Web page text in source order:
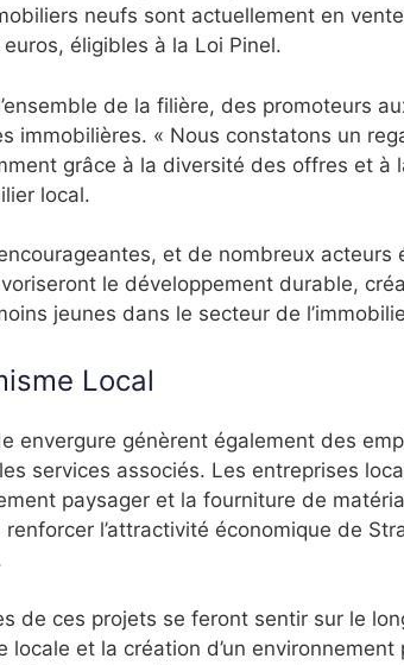
neufs sont actuellement en
éligibles à la Loi Pinel.
de la filière, des promoteurs
immobilières. « Nous constatons un
grâce à la diversité des offres et à
local.
et de nombreux acteurs
le développement durable,
jeunes dans le secteur de
Local
envergure génèrent également des
services associés. Les entreprises
paysager et la fourniture de
l’attractivité économique de
de ces projets se feront sentir sur le
locale et la création d’un